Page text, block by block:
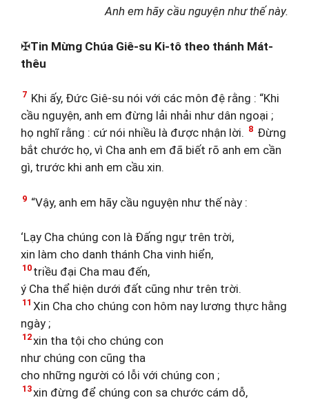
Anh em hãy cầu nguyện như thế này.
✠Tin Mừng Chúa Giê-su Ki-tô theo thánh Mát-
thêu
7 Khi ấy, Đức Giê-su nói với các môn đệ rằng : “Khi
cầu nguyện, anh em đừng lải nhải như dân ngoại ;
họ nghĩ rằng : cứ nói nhiều là được nhận lời. 8 Đừng
bắt chước họ, vì Cha anh em đã biết rõ anh em cần
gì, trước khi anh em cầu xin.
9 “Vậy, anh em hãy cầu nguyện như thế này :
‘Lạy Cha chúng con là Đấng ngự trên trời,
xin làm cho danh thánh Cha vinh hiển,
10 triều đại Cha mau đến,
ý Cha thể hiện dưới đất cũng như trên trời.
11 Xin Cha cho chúng con hôm nay lương thực hằng
ngày ;
12xin tha tội cho chúng con
như chúng con cũng tha
cho những người có lỗi với chúng con ;
13xin đừng để chúng con sa chước cám dỗ,